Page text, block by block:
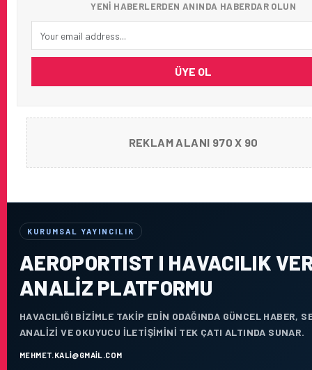
YENI HABERLERDEN ANINDA HABERDAR OLUN
ÜYE OL
REKLAM ALANI 970 X 90
KURUMSAL YAYINCILIK
AEROPORTIST I HAVACILIK
ANALIZ PLATFORMU
HAVACILIĞI BIZIMLE TAKIP EDIN ODAĞINDA GÜNCEL HABER,
ANALIZI VE OKUYUCU ILETIŞIMINI TEK ÇATI ALTINDA SUNAR.
MEHMET.KALI@GMAIL.COM